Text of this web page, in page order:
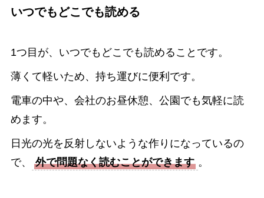
いつでもどこでも読める
1つ目が、いつでもどこでも読めることです。
薄くて軽いため、持ち運びに便利です。
電車の中や、会社のお昼休憩、公園でも気軽に読
めます。
日光の光を反射しないような作りになっているの
で、
外で問題なく読むことができます 。